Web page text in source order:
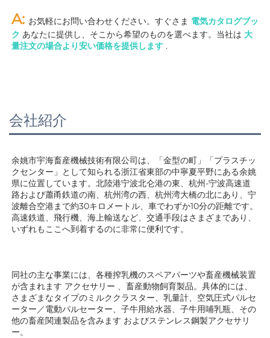
A: お気軽にお問い合わせください。すぐさま 電気カタログブッ
ク あなたに提供し、そこから希望のものを選べます。当社は 大
量注文の場合より安い価格を提供します .
会社紹介
余姚市宇海畜産機械技術有限公司は、「金型の町」「プラスチッ
クセンター」として知られる浙江省東部の中寧夏平野にある余姚
県に位置しています。北陸港宁波北仑港の東、杭州-宁波高速道
路および蕭甬鉄道の南、杭州湾の西、杭州湾大橋の北にあり、宁
波離合空港まで約30キロメートル、車でわずか10分の距離です。
高速鉄道、飛行機、海上輸送など、交通手段はさまざまであり、
いずれもここへ到着するのに非常に便利です。
同社の主な事業には、各種搾乳機のスペアパーツや畜産機械装置
が含まれます アクセサリー 、畜産動物飼育製品。具体的には、
さまざまなタイプのミルククラスター、乳量計、空気圧式パルセ
ーター／電動パルセーター、子牛用給水器、子牛用哺乳瓶、その
他の畜産関連製品を含みます およびステンレス鋼製アクセサリ
ー。